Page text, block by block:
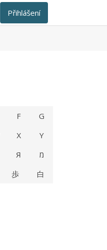
Přihlášení
F
G
X
Y
Я
מ
歩 白